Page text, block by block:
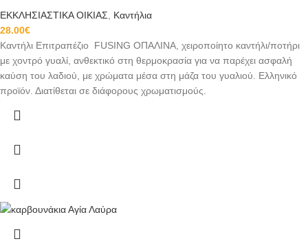
ΕΚΚΛΗΣΙΑΣΤΙΚΑ ΟΙΚΙΑΣ
Καντήλια
28.00€
Καντήλι Επιτραπέζιο FUSING ΟΠΑΛΙΝΑ, χειροποίητο καντήλι/ποτήρι
με χοντρό γυαλί, ανθεκτικό στη θερμοκρασία για να παρέχει ασφαλή
καύση του λαδιού, με χρώματα μέσα στη μάζα του γυαλιού. Ελληνικό
προϊόν. Διατίθεται σε διάφορους χρωματισμούς.